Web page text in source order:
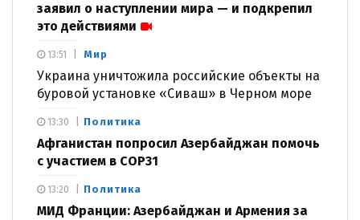
заявил о наступлении мира — и подкрепил
это действиями
Мир
Украина уничтожила российские объекты на
буровой установке «Сиваш» в Черном море
13:51
Политика
Афганистан попросил Азербайджан помочь
с участием в COP31
13:30
Политика
МИД Франции: Азербайджан и Армения за
13:20